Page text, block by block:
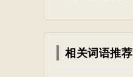
相关词语推荐